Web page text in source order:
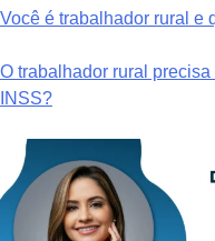
Você é trabalhador rural e
O trabalhador rural
INSS?